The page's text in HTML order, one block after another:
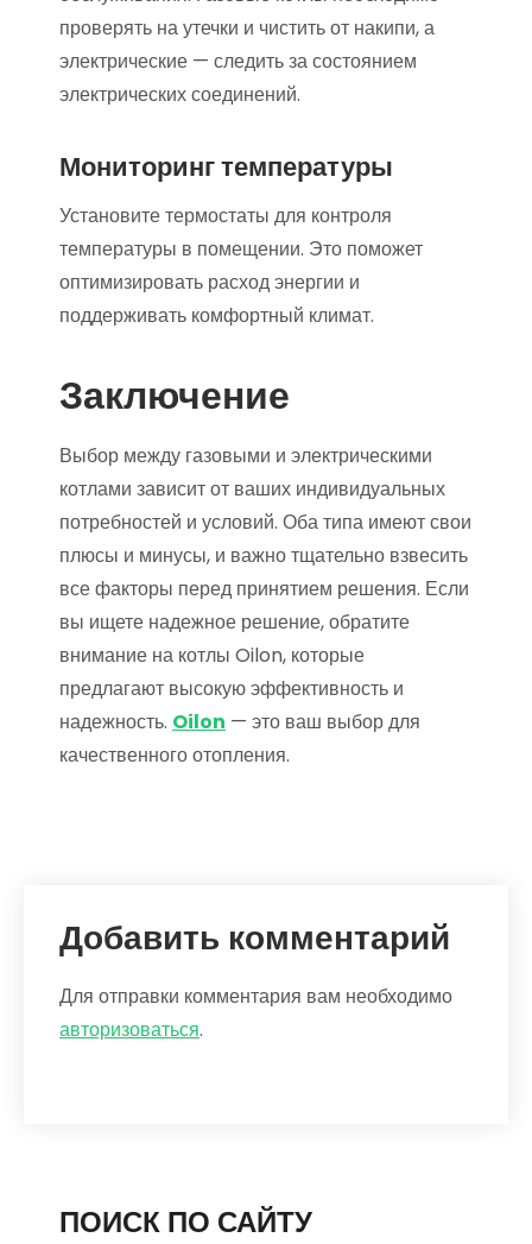
проверять на утечки и чистить от накипи, а
электрические — следить за состоянием
электрических соединений.
Мониторинг температуры
Установите термостаты для контроля
температуры в помещении. Это поможет
оптимизировать расход энергии и
поддерживать комфортный климат.
Заключение
Выбор между газовыми и электрическими
котлами зависит от ваших индивидуальных
потребностей и условий. Оба типа имеют свои
плюсы и минусы, и важно тщательно взвесить
все факторы перед принятием решения. Если
вы ищете надежное решение, обратите
внимание на котлы Oilon, которые
предлагают высокую эффективность и
надежность. Oilon — это ваш выбор для
качественного отопления.
Добавить комментарий
Для отправки комментария вам необходимо
авторизоваться.
ПОИСК ПО САЙТУ